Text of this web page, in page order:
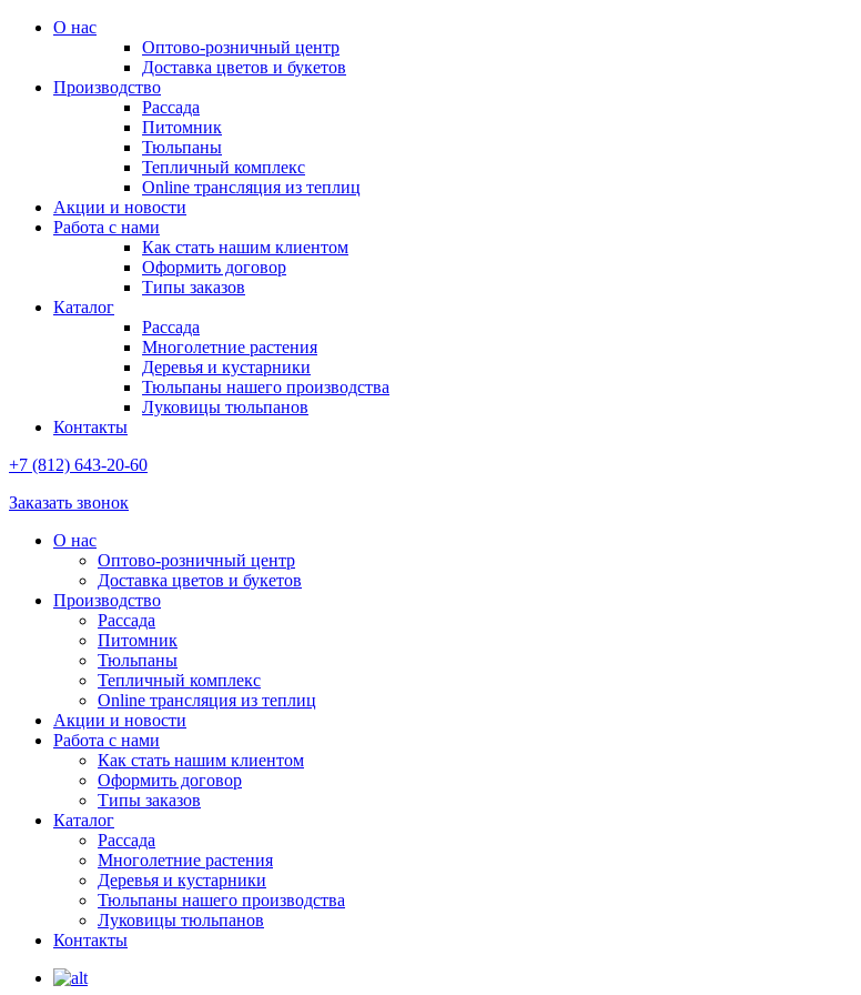
О нас
Оптово-розничный центр
Доставка цветов и букетов
Производство
Рассада
Питомник
Тюльпаны
Тепличный комплекс
Online трансляция из теплиц
Акции и новости
Работа с нами
Как стать нашим клиентом
Оформить договор
Типы заказов
Каталог
Рассада
Многолетние растения
Деревья и кустарники
Тюльпаны нашего производства
Луковицы тюльпанов
Контакты
+7 (812) 643-20-60
Заказать звонок
О нас
Оптово-розничный центр
Доставка цветов и букетов
Производство
Рассада
Питомник
Тюльпаны
Тепличный комплекс
Online трансляция из теплиц
Акции и новости
Работа с нами
Как стать нашим клиентом
Оформить договор
Типы заказов
Каталог
Рассада
Многолетние растения
Деревья и кустарники
Тюльпаны нашего производства
Луковицы тюльпанов
Контакты